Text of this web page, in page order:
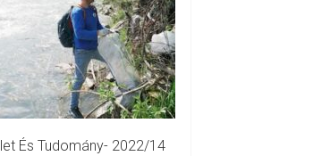
És Tudomány- 2022/14